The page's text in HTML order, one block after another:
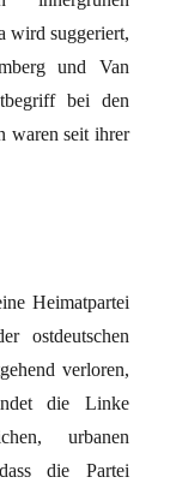
wird suggeriert,
und Van
bei den
waren seit ihrer
Heimatpartei
ostdeutschen
verloren,
die Linke
urbanen
die Partei